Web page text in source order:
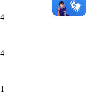
4
4
1